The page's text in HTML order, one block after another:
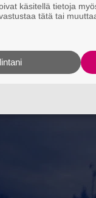
käsitellä tietoja
tätä tai